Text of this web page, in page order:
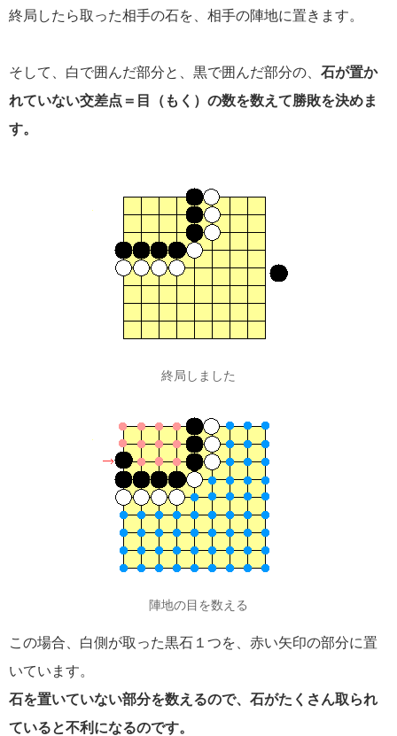
終局したら取った相手の石を、相手の陣地に置きます。
そして、白で囲んだ部分と、黒で囲んだ部分の、 石が置か
れていない交差点＝目（もく）の数を数えて勝敗を決めま
す。
終局しました
陣地の目を数える
この場合、白側が取った黒石１つを、赤い矢印の部分に置
いています。
石を置いていない部分を数えるので、石がたくさん取られ
ていると不利になるのです。